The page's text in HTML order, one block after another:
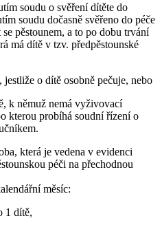
soudu o svěření dítěte do
soudu dočasně svěřeno do péče
pěstounem, a to po dobu trvání
má dítě v tzv. předpěstounské
o dítě osobně pečuje, nebo
k němuž nemá vyživovací
kterou probíhá soudní řízení o
která je vedena v evidenci
péči na přechodnou
měsíc:
1 dítě,